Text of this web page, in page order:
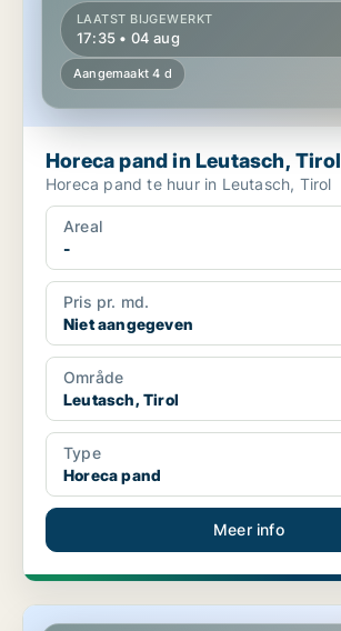
LAATST BIJGEWERKT
17:35 • 04 aug
Aangemaakt 4 d
Horeca pand in Leutasch, Tirol
Horeca pand te huur in Leutasch, Tirol
Areal
-
Pris pr. md.
Niet aangegeven
Område
Leutasch, Tirol
Type
Horeca pand
Meer info
Horeca pand in Innsbruck, Tirol